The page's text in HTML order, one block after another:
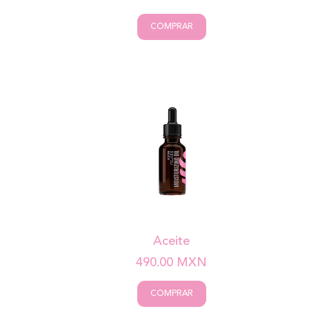
COMPRAR
Aceite
490.00 MXN
COMPRAR